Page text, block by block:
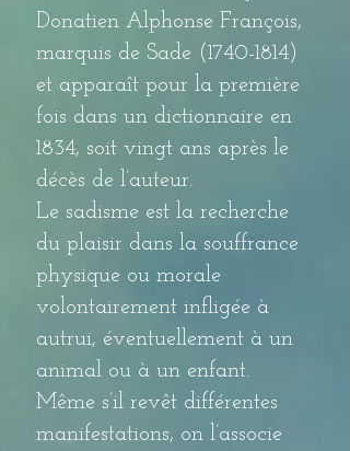
Donatien Alphonse François,
marquis de Sade (1740-1814)
et apparaît pour la première
fois dans un dictionnaire en
1834, soit vingt ans après le
décès de l’auteur.
Le sadisme est la recherche
du plaisir dans la souffrance
physique ou morale
volontairement infligée à
autrui, éventuellement à un
animal ou à un enfant.
Même s’il revêt différentes
manifestations, on l’associe